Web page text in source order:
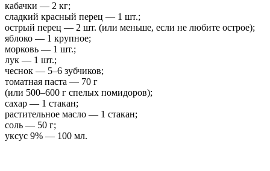
кабачки — 2 кг;
сладкий красный перец — 1 шт.;
острый перец — 2 шт. (или меньше, если не любите острое);
яблоко — 1 крупное;
морковь — 1 шт.;
лук — 1 шт.;
чеснок — 5–6 зубчиков;
томатная паста — 70 г
(или 500–600 г спелых помидоров);
сахар — 1 стакан;
растительное масло — 1 стакан;
соль — 50 г;
уксус 9% — 100 мл.